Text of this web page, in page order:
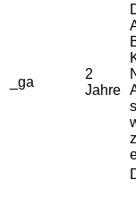
_ga
2
Jahre